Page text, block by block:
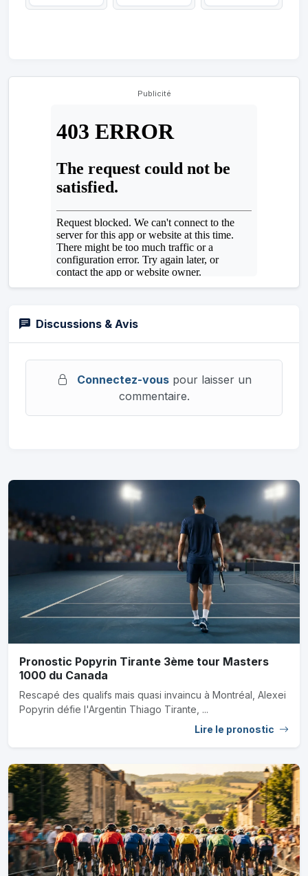
Publicité
Discussions & Avis
Connectez-vouspour laisser un
commentaire.
Pronostic Popyrin Tirante 3ème tour Masters
1000 du Canada
Rescapé des qualifs mais quasi invaincu à Montréal, Alexei
Popyrin défie l'Argentin Thiago Tirante, ...
Lire le pronostic